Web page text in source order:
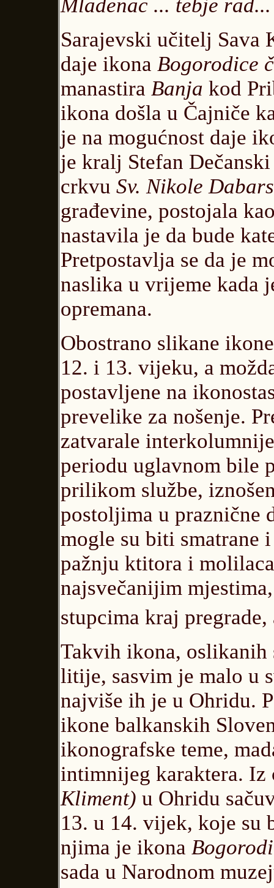
Mladenac ... tebje
Sarajevski učitelj Sava
daje ikona Bogorodice
manastira Banja kod
ikona došla u Čajniče
je na mogućnost daje
je kralj Stefan
crkvu Sv. Nikole
građevine, postojala
nastavila je da bude
Pretpostavlja se da je
naslika u vrijeme kada
opremana.
Obostrano slikane
12. i 13. vijeku, a
postavljene na
prevelike za nošenje.
zatvarale
periodu uglavnom bile
prilikom službe,
postoljima u praznične
mogle su biti smatrane
pažnju ktitora i
najsvečanijim
stupcima kraj
Takvih ikona, oslikanih
litije, sasvim je malo u
najviše ih je u Ohridu.
ikone balkanskih
ikonografske teme,
intimnijeg karaktera.
Kliment) u Ohridu
13. u 14. vijek, koje su
njima je ikona
sada u Narodnom